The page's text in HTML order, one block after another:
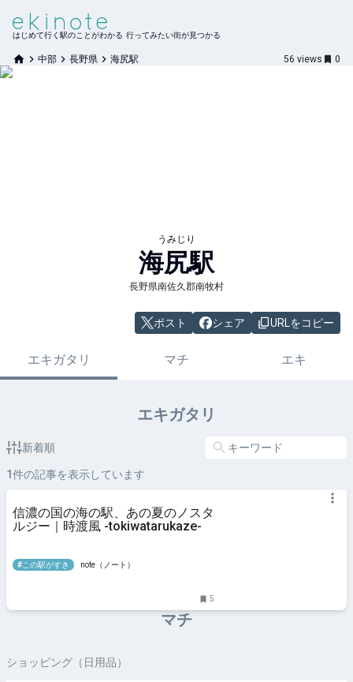
はじめて行く駅のことがわかる 行ってみたい街が見つかる
中部 長野県 海尻駅 56 views 0
うみじり
海尻駅
長野県南佐久郡南牧村
ポスト シェア URLをコピー
エキガタリ マチ エキ
エキガタリ
新着順
1件の記事を表示しています
信濃の国の海の駅、あの夏のノスタ
ルジー｜時渡風 -tokiwatarukaze-
#この駅がすき note（ノート）
5
マチ
ショッピング（日用品）